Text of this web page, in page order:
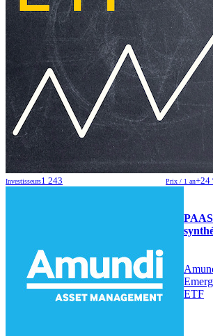
Investisseurs1 243 Prix / 1 an+24
ETF